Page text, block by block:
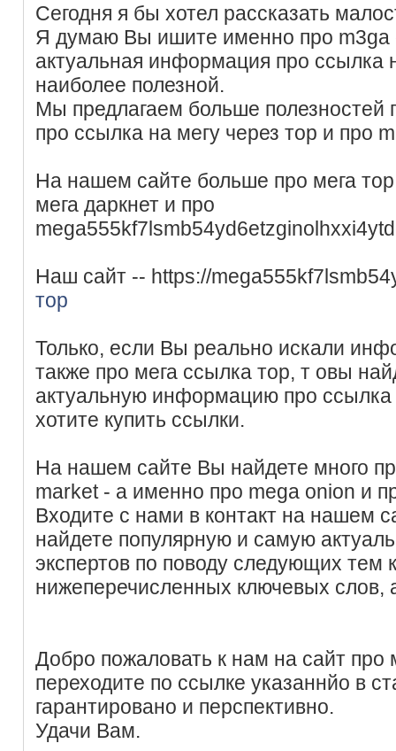
Сегодня я бы хотел рассказать
Я думаю Вы ишите именно про m3ga
актуальная информация про ссылка
наиболее полезной.
Мы предлагаем больше полезностей
про ссылка на мегу через тор и про
На нашем сайте больше про мега
мега даркнет и про
Наш сайт -- https://
тор
Только, если Вы реально искали
также про мега ссылка тор, т овы
актуальную информацию про
хотите купить ссылки.
На нашем сайте Вы найдете много
market - а именно про mega onion и
Входите с нами в контакт на нашем
найдете популярную и самую
экспертов по поводу следующих тем
нижеперечисленных ключевых слов,
Добро пожаловать к нам на сайт про
переходите по ссылке указаннйо в
гарантировано и перспективно.
Удачи Вам.